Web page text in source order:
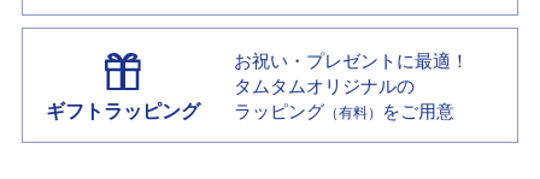
ギフトラッピング
お祝い・プレゼントに最適！
タムタムオリジナルの
ラッピング （有料） をご用意